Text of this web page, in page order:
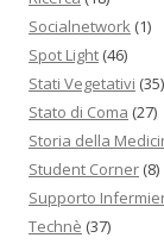
Socialnetwork (1)
Spot Light (46)
Stati Vegetativi (35)
Stato di Coma (27)
Storia della
Student Corner (8)
Supporto
Technè (37)